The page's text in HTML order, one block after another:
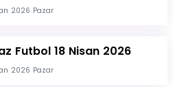
2026 Pazar
Futbol 18 Nisan 2026
2026 Pazar